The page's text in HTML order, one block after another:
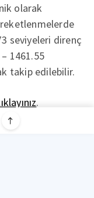
olarak
seviyeleri direnç
1461.55
takip edilebilir.
.